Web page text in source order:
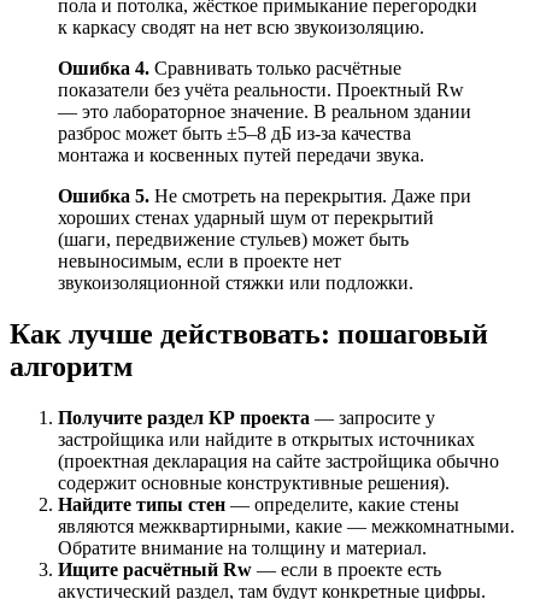
пола и потолка, жёсткое примыкание перегородки
к каркасу сводят на нет всю звукоизоляцию.
Ошибка 4. Сравнивать только расчётные
показатели без учёта реальности. Проектный Rw
— это лабораторное значение. В реальном здании
разброс может быть ±5–8 дБ из-за качества
монтажа и косвенных путей передачи звука.
Ошибка 5. Не смотреть на перекрытия. Даже при
хороших стенах ударный шум от перекрытий
(шаги, передвижение стульев) может быть
невыносимым, если в проекте нет
звукоизоляционной стяжки или подложки.
Как лучше действовать: пошаговый
алгоритм
Получите раздел КР проекта — запросите у
застройщика или найдите в открытых источниках
(проектная декларация на сайте застройщика обычно
содержит основные конструктивные решения).
Найдите типы стен — определите, какие стены
являются межквартирными, какие — межкомнатными.
Обратите внимание на толщину и материал.
Ищите расчётный Rw — если в проекте есть
акустический раздел, там будут конкретные цифры.